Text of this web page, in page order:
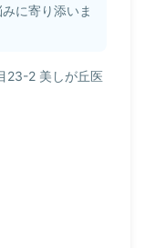
に寄り添いま
23-2 美しが丘医